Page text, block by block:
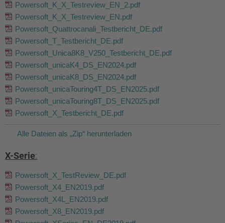
Powersoft_K_X_Testreview_EN_2.pdf
Powersoft_K_X_Testreview_EN.pdf
Powersoft_Quattrocanali_Testbericht_DE.pdf
Powersoft_T_Testbericht_DE.pdf
Powersoft_Unica8K8_V250_Testbericht_DE.pdf
Powersoft_unicaK4_DS_EN2024.pdf
Powersoft_unicaK8_DS_EN2024.pdf
Powersoft_unicaTouring4T_DS_EN2025.pdf
Powersoft_unicaTouring8T_DS_EN2025.pdf
Powersoft_X_Testbericht_DE.pdf
Alle Dateien als „Zip“ herunterladen
X-Serie:
Powersoft_X_TestReview_DE.pdf
Powersoft_X4_EN2019.pdf
Powersoft_X4L_EN2019.pdf
Powersoft_X8_EN2019.pdf